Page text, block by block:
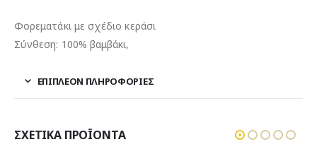
Φορεματάκι με σχέδιο κεράσι
Σύνθεση: 100% βαμβάκι,
ΕΠΙΠΛΈΟΝ ΠΛΗΡΟΦΟΡΊΕΣ
ΣΧΕΤΙΚΆ ΠΡΟΪΌΝΤΑ